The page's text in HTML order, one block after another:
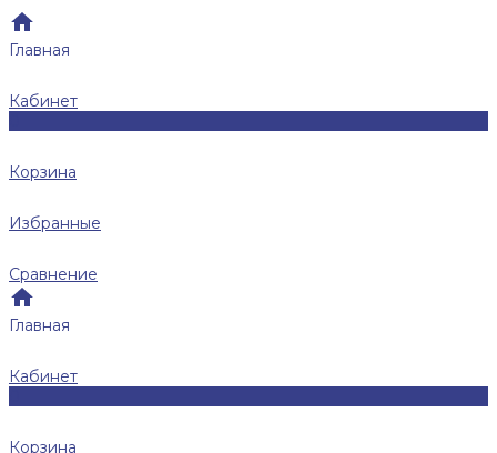
Главная
Кабинет
Корзина
Избранные
Сравнение
Главная
Кабинет
Корзина